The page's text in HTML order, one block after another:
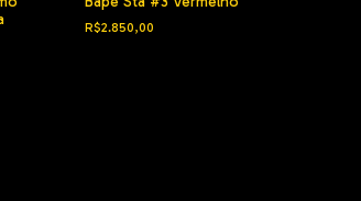
R$2.850,00